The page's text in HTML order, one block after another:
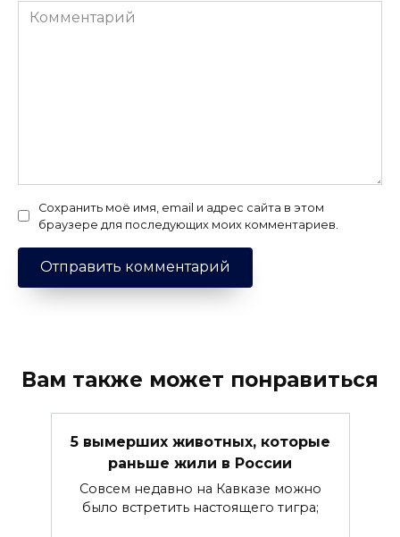
Комментарий
Сохранить моё имя, email и адрес сайта в этом
браузере для последующих моих комментариев.
Вам также может понравиться
5 вымерших животных, которые
раньше жили в России
Совсем недавно на Кавказе можно
было встретить настоящего тигра;